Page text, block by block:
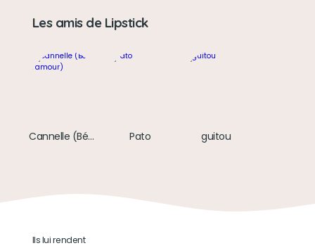
Très très tendre et aimant que l'on soit toujours
Les amis de Lipstick
Cannelle (Bébé d’amour) Pato guitou
Ils lui rendent